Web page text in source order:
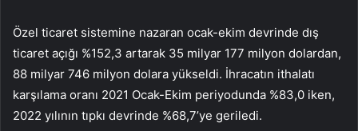
Özel ticaret sistemine nazaran ocak-ekim devrinde dış
ticaret açığı %152,3 artarak 35 milyar 177 milyon dolardan,
88 milyar 746 milyon dolara yükseldi. İhracatın ithalatı
karşılama oranı 2021 Ocak-Ekim periyodunda %83,0 iken,
2022 yılının tıpkı devrinde %68,7’ye geriledi.